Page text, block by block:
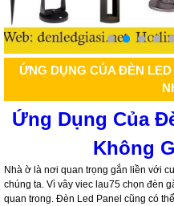
ỨNG DỤNG CỦA ĐÈN
Ứng Dụng Của
Không
Nhà ờ là nơi quan trọng gắn liền với
chúng ta. Vì vây viec lau75 chọn đèn
quan trong. Đèn Led Panel cũng có